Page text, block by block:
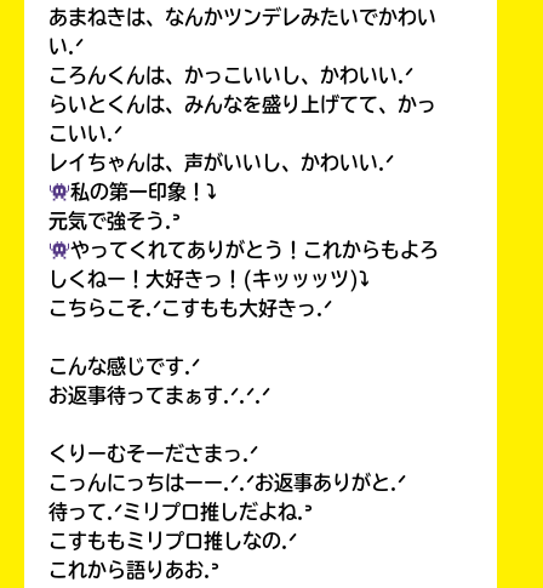
あまねきは、なんかツンデレみたいでかわい
い.ᐟ
ころんくんは、かっこいいし、かわいい.ᐟ
らいとくんは、みんなを盛り上げてて、かっ
こいい.ᐟ
レイちゃんは、声がいいし、かわいい.ᐟ
私の第一印象！⤵︎
元気で強そう.ᐣ
やってくれてありがとう！これからもよろ
しくねー！大好きっ！(キッッッツ)⤵︎
こちらこそ.ᐟこすもも大好きっ.ᐟ
こんな感じです.ᐟ
お返事待ってまぁす.ᐟ.ᐟ.ᐟ
くりーむそーださまっ.ᐟ
こっんにっちはーー.ᐟ.ᐟお返事ありがと.ᐟ
待って.ᐟミリプロ推しだよね.ᐣ
こすももミリプロ推しなの.ᐟ
これから語りあお.ᐣ